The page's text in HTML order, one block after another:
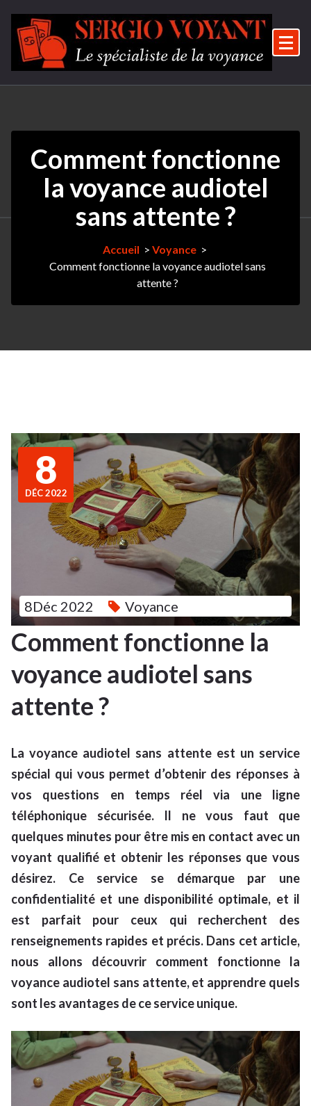
contenu
Comment fonctionne
la voyance audiotel
sans attente ?
Accueil > Voyance>
Comment fonctionne la voyance audiotel sans
attente ?
8
DÉC 2022
8Déc 2022 Voyance
Comment fonctionne la
voyance audiotel sans
attente ?
La voyance audiotel sans attente est un service
spécial qui vous permet d’obtenir des réponses à
vos questions en temps réel via une ligne
téléphonique sécurisée. Il ne vous faut que
quelques minutes pour être mis en contact avec un
voyant qualifié et obtenir les réponses que vous
désirez. Ce service se démarque par une
confidentialité et une disponibilité optimale, et il
est parfait pour ceux qui recherchent des
renseignements rapides et précis. Dans cet article,
nous allons découvrir comment fonctionne la
voyance audiotel sans attente, et apprendre quels
sont les avantages de ce service unique.